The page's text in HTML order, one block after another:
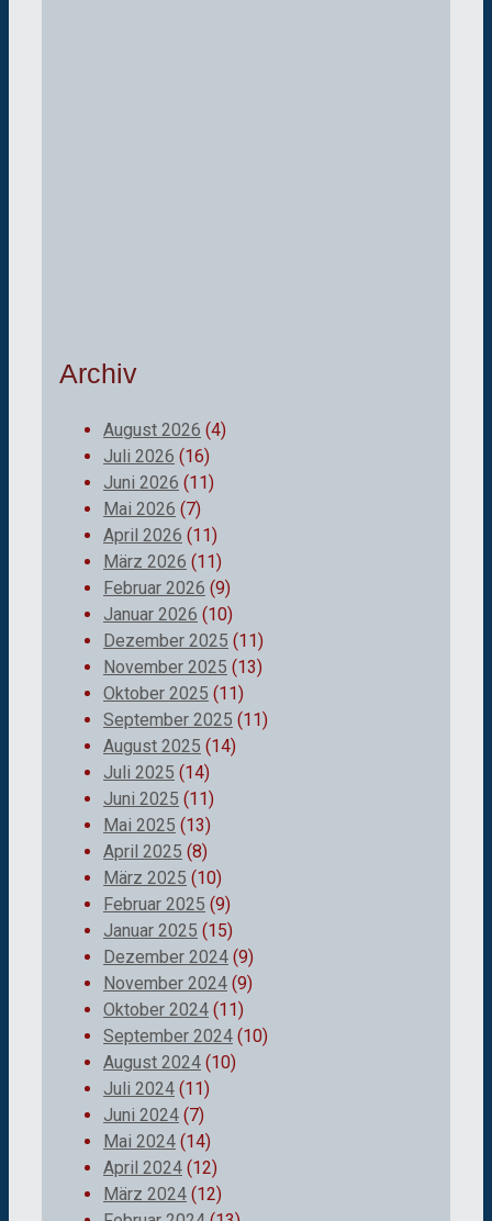
Archiv
August 2026 (4)
Juli 2026 (16)
Juni 2026 (11)
Mai 2026 (7)
April 2026 (11)
März 2026 (11)
Februar 2026 (9)
Januar 2026 (10)
Dezember 2025 (11)
November 2025 (13)
Oktober 2025 (11)
September 2025 (11)
August 2025 (14)
Juli 2025 (14)
Juni 2025 (11)
Mai 2025 (13)
April 2025 (8)
März 2025 (10)
Februar 2025 (9)
Januar 2025 (15)
Dezember 2024 (9)
November 2024 (9)
Oktober 2024 (11)
September 2024 (10)
August 2024 (10)
Juli 2024 (11)
Juni 2024 (7)
Mai 2024 (14)
April 2024 (12)
März 2024 (12)